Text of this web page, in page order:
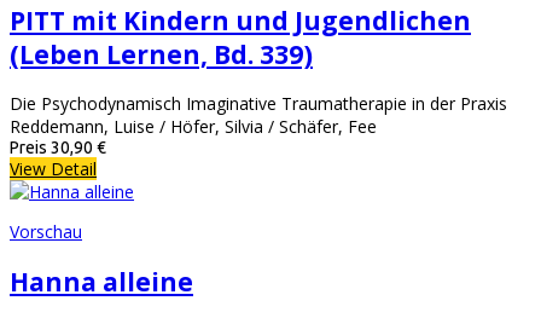
PITT mit Kindern und Jugendlichen
(Leben Lernen, Bd. 339)
Die Psychodynamisch Imaginative Traumatherapie in der Praxis
Reddemann, Luise / Höfer, Silvia / Schäfer, Fee
Preis 30,90 €
View Detail
Vorschau
Hanna alleine